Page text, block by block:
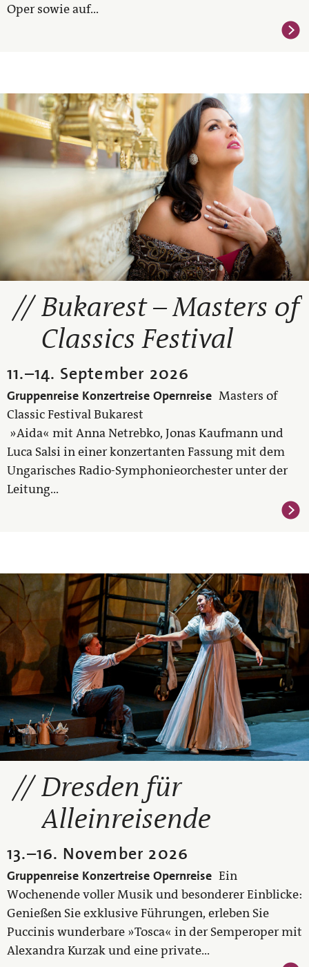
Oper sowie auf...
Bukarest – Masters of
Classics Festival
11.–14. September 2026
Gruppenreise Konzertreise Opernreise Masters of
Classic Festival Bukarest
»Aida« mit Anna Netrebko, Jonas Kaufmann und
Luca Salsi in einer konzertanten Fassung mit dem
Ungarisches Radio-Symphonieorchester unter der
Leitung...
Dresden für
Alleinreisende
13.–16. November 2026
Gruppenreise Konzertreise Opernreise Ein
Wochenende voller Musik und besonderer Einblicke:
Genießen Sie exklusive Führungen, erleben Sie
Puccinis wunderbare »Tosca« in der Semperoper mit
Alexandra Kurzak und eine private...